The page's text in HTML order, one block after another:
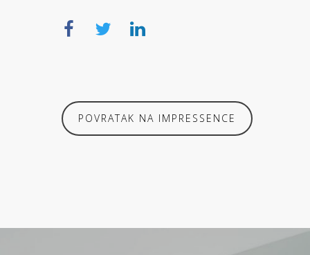
POVRATAK NA IMPRESSENCE